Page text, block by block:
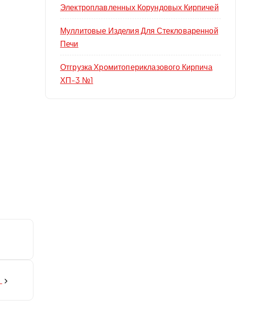
Электроплавленных Корундовых Кирпичей
Муллитовые Изделия Для Стекловаренной
Печи
Отгрузка Хромитопериклазового Кирпича
ХП-3 №1